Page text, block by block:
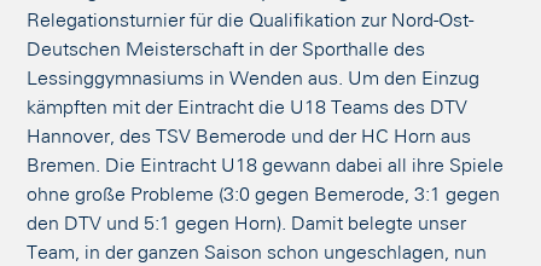
Relegationsturnier für die Qualifikation zur Nord-Ost-
Deutschen Meisterschaft in der Sporthalle des
Lessinggymnasiums in Wenden aus. Um den Einzug
kämpften mit der Eintracht die U18 Teams des DTV
Hannover, des TSV Bemerode und der HC Horn aus
Bremen. Die Eintracht U18 gewann dabei all ihre Spiele
ohne große Probleme (3:0 gegen Bemerode, 3:1 gegen
den DTV und 5:1 gegen Horn). Damit belegte unser
Team, in der ganzen Saison schon ungeschlagen, nun